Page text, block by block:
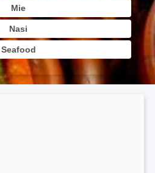
Mie
Nasi
Seafood